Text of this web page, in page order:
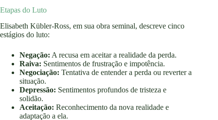
Etapas do Luto
Elisabeth Kübler-Ross, em sua obra seminal, descreve cinco
estágios do luto:
Negação: A recusa em aceitar a realidade da perda.
Raiva: Sentimentos de frustração e impotência.
Negociação: Tentativa de entender a perda ou reverter a
situação.
Depressão: Sentimentos profundos de tristeza e
solidão.
Aceitação: Reconhecimento da nova realidade e
adaptação a ela.